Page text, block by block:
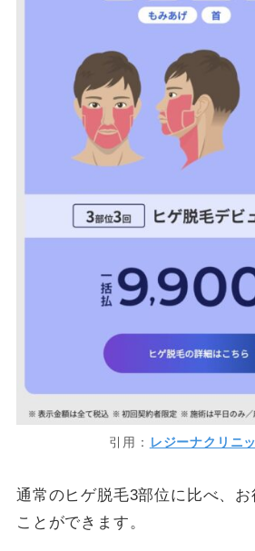
引用： レジーナクリニ
通常のヒゲ脱毛3部位に比べ、
ことができます。